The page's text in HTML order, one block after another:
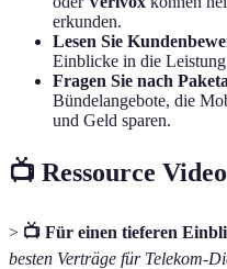
erkunden.
Lesen Sie
Einblicke in die Leistung
Fragen Sie nach
Bündelangebote, die
und Geld sparen.
📺 Ressource Video
> 📺 Für einen tieferen
besten Verträge für Telekom-